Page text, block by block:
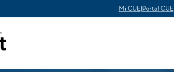
Mi CUE|Portal CUE